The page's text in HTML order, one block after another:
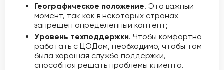
Географическое положение. Это важный
момент, так как в некоторых странах
запрещен определенный контент;
Уровень техподдержки. Чтобы комфортно
работать с ЦОДом, необходимо, чтобы там
была хорошая служба поддержки,
способная решать проблемы клиента.